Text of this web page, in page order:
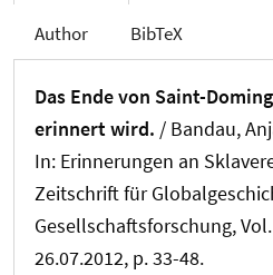
Author BibTeX
Das Ende von Saint-
erinnert wird. / Bandau,
In: Erinnerungen an
Zeitschrift für
Gesellschaftsforschung,
26.07.2012, p. 33-48.